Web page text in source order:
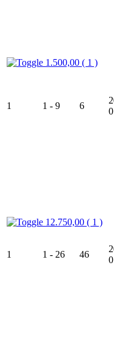
1.500,00 ( 1 )
1 1 - 9 6
12.750,00 ( 1 )
1 1 - 26 46